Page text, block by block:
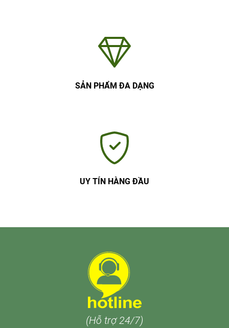
SẢN PHẨM ĐA DẠNG
UY TÍN HÀNG ĐẦU
(Hỗ trợ 24/7)